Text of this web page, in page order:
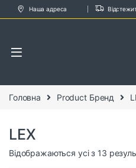
Skip to navigation
Skip to content
Наша адреса
Головна Product Бренд
LEX
Відображаються усі з 13